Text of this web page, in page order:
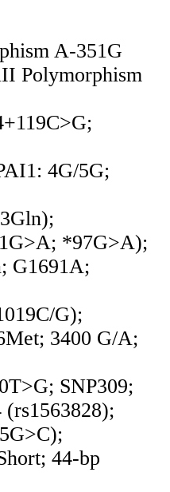
A-351G
Polymorphism
4G/5G;
*97G>A);
G1691A;
G);
3400 G/A;
SNP309;
44-bp